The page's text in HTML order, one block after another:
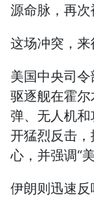
源命脉，再次
这场冲突，来
美国中央司
驱逐舰在霍
弹、无人机
开猛烈反击
心，并强调“
伊朗则迅速